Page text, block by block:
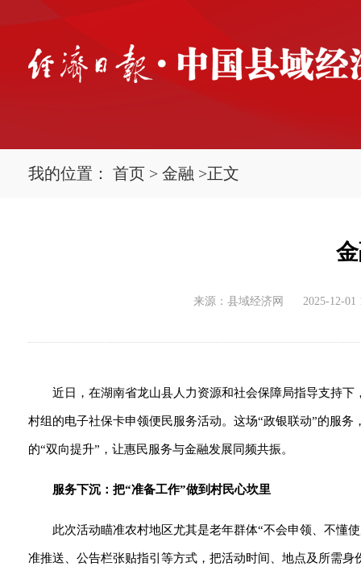
我的位置： 首页 > 金融 >正文
来源：县域经济网 2025-12-01
近日，在湖南省龙山县人力资源和社会保障局指导支持
村组的电子社保卡申领便民服务活动。这场“政银联动”的服
的“双向提升”，让惠民服务与金融发展同频共振。
服务下沉：把“准备工作”做到村民心坎里
此次活动瞄准农村地区尤其是老年群体“不会申领、不懂
准推送、公告栏张贴指引等方式，把活动时间、地点及所需